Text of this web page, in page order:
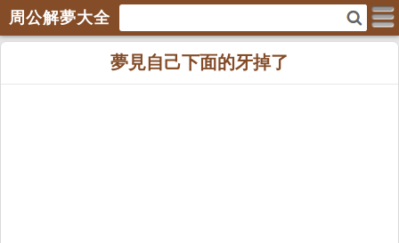
周公解夢大全
夢見自己下面的牙掉了